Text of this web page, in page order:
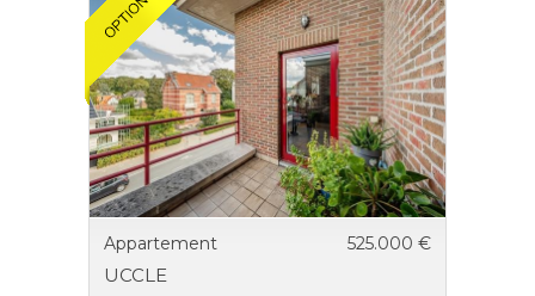
Appartement 525.000 €
UCCLE